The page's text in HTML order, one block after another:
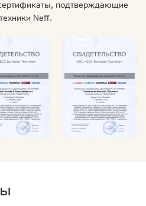
подтверждающие
Neff.